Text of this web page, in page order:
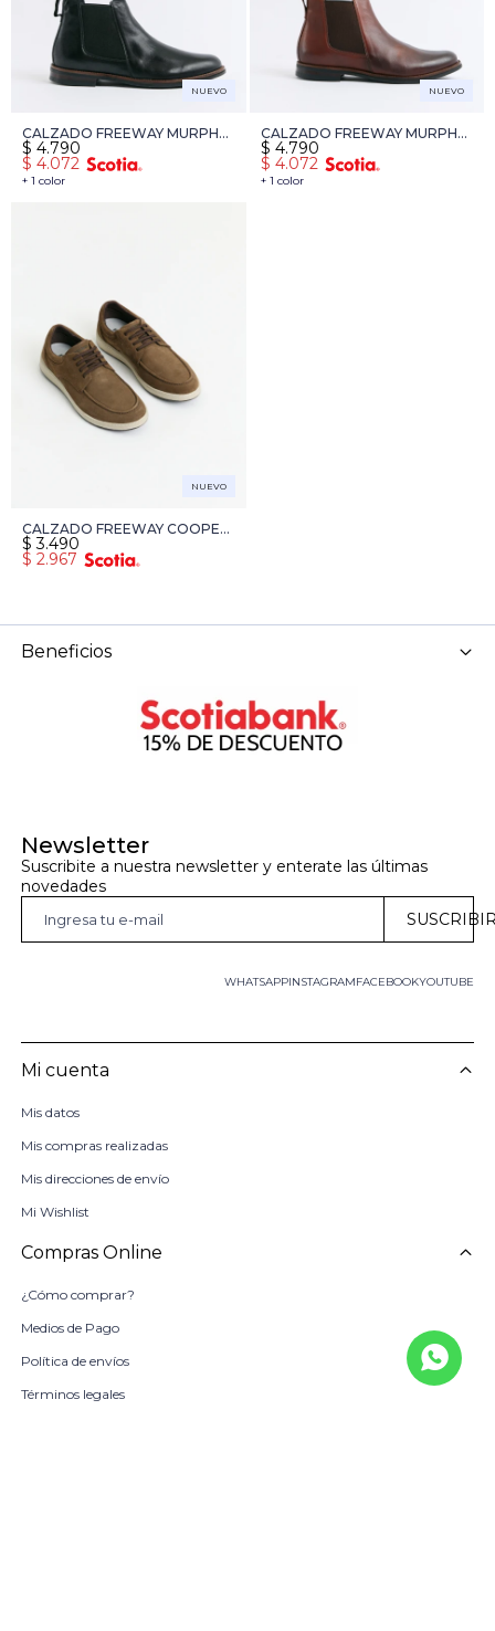
NUEVO
CALZADO FREEWAY MURPHY
02 - NEGRO
+ 1 color
$ 4.790
$ 4.072
NUEVO
CALZADO FREEWAY MURPHY
02 - CAMEL
+ 1 color
$ 4.790
$ 4.072
NUEVO
CALZADO FREEWAY COOPER
13 - KAKI
$ 3.490
$ 2.967
Newsletter
Suscribite a nuestra newsletter y enterate las últimas
novedades
WHATSAPP FACEBOOKYOUTUBE
INSTAGRAM
Mi cuenta
Mis datos
Mis compras realizadas
Mis direcciones de envío
Mi Wishlist
Compras Online
¿Cómo comprar?
Medios de Pago
Política de envíos
Términos legales
Beneficios